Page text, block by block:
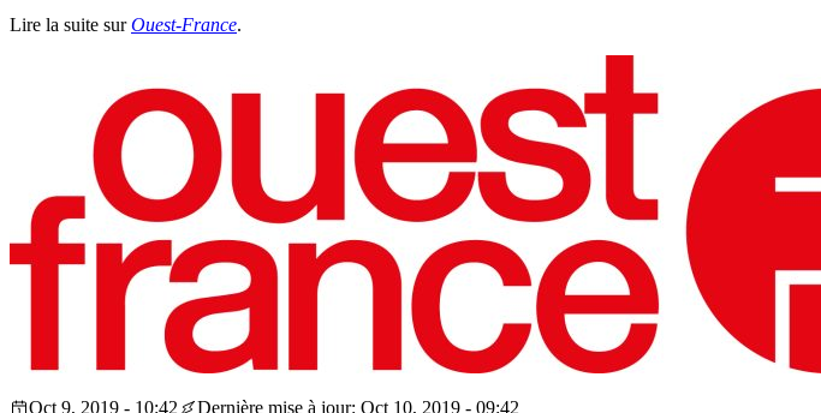
Lire la suite surOuest-France.
Oct 9, 2019 - 10:42
Dernière mise à jour: Oct 10, 2019 - 09:42